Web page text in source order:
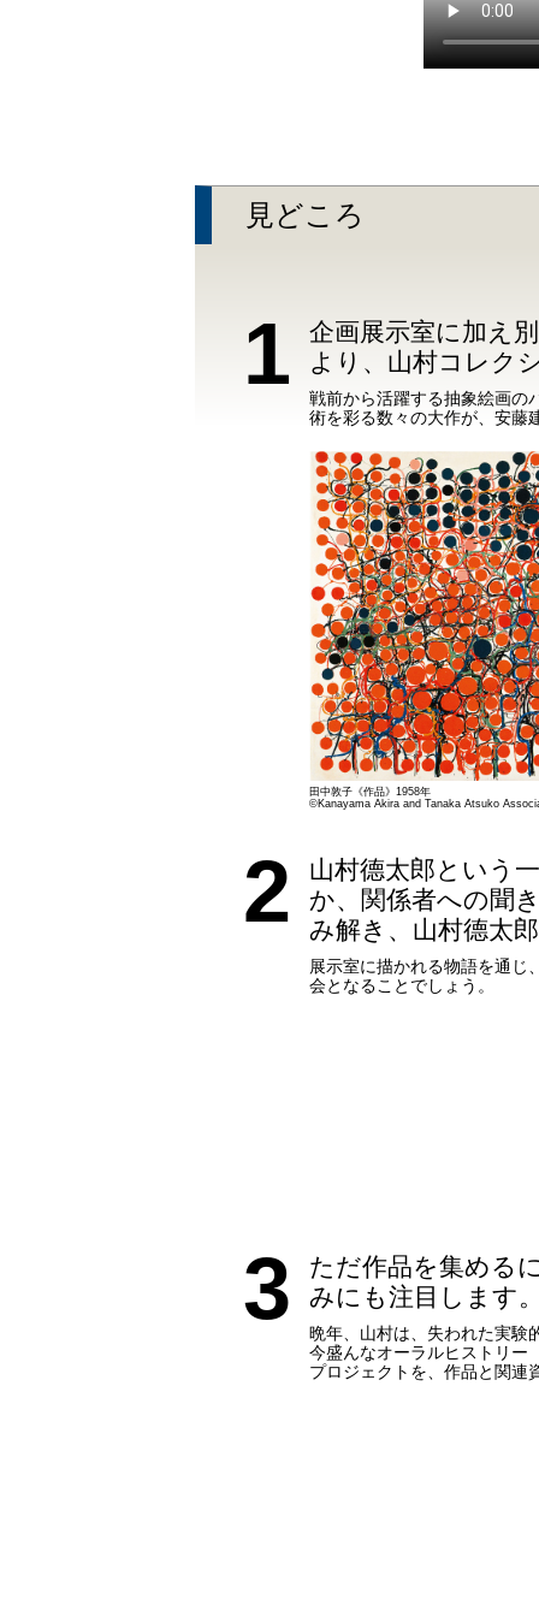
見どころ
1
企画展示室に加え
より、山村コレク
戦前から活躍する抽象絵画の
術を彩る数々の大作が、安藤
田中敦子《作品》1958年
©Kanayama Akira and Tanaka Atsuko
2
山村德太郎という
か、関係者への聞
み解き、山村德太
展示室に描かれる物語を通じ
会となることでしょう。
3
ただ作品を集める
みにも注目します
晩年、山村は、失われた実験
今盛んなオーラルヒストリー
プロジェクトを、作品と関連